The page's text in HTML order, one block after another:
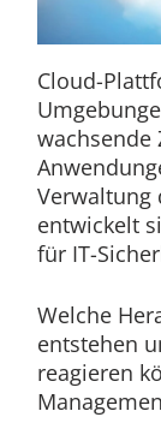
Cloud-
wachsende
Verwaltung
entwickelt
für IT-
Welche
entstehen
reagieren